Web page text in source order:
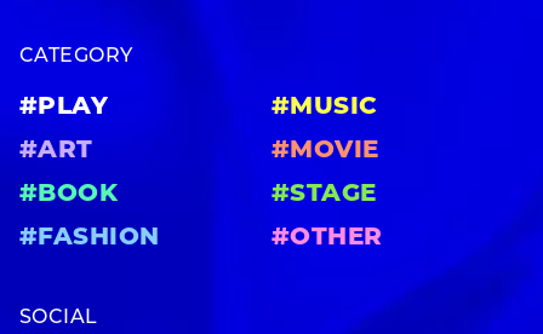
CATEGORY
#PLAY
#MUSIC
#ART
#MOVIE
#BOOK
#STAGE
#FASHION
#OTHER
SOCIAL